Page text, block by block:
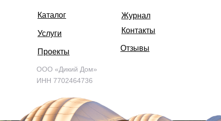
Каталог
Услуги
Проекты
Журнал
Отзывы
Контакты
ООО «Дикий Дом»
ИНН 7702464736